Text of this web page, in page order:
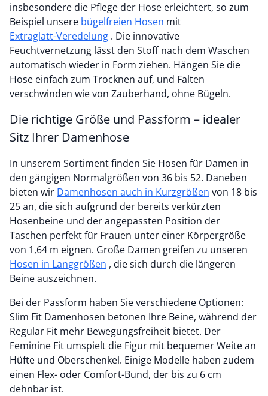
insbesondere die Pflege der Hose erleichtert, so zum
Beispiel unsere bügelfreien Hosen mit
Extraglatt-Veredelung . Die innovative
Feuchtvernetzung lässt den Stoff nach dem Waschen
automatisch wieder in Form ziehen. Hängen Sie die
Hose einfach zum Trocknen auf, und Falten
verschwinden wie von Zauberhand, ohne Bügeln.
Die richtige Größe und Passform – idealer
Sitz Ihrer Damenhose
In unserem Sortiment finden Sie Hosen für Damen in
den gängigen Normalgrößen von 36 bis 52. Daneben
bieten wir Damenhosen auch in Kurzgrößen
25 an, die sich aufgrund der bereits verkürzten
Hosenbeine und der angepassten Position der
Taschen perfekt für Frauen unter einer Körpergröße
von 1,64 m eignen. Große Damen greifen zu unseren
Hosen in Langgrößen , die sich durch die längeren
Beine auszeichnen.
Bei der Passform haben Sie verschiedene Optionen:
Slim Fit Damenhosen betonen Ihre Beine, während der
Regular Fit mehr Bewegungsfreiheit bietet. Der
Feminine Fit umspielt die Figur mit bequemer Weite an
Hüfte und Oberschenkel. Einige Modelle haben zudem
einen Flex- oder Comfort-Bund, der bis zu 6 cm
dehnbar ist.